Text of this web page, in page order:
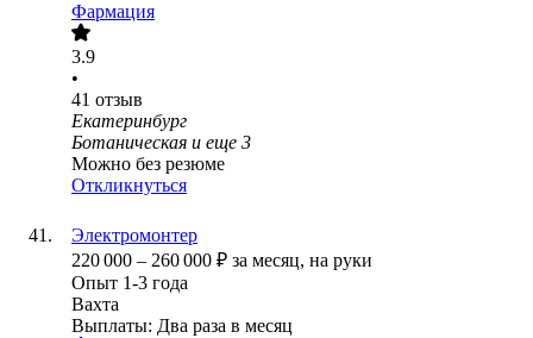
Фармация
3.9
•
41 отзыв
Екатеринбург
Ботаническая и еще 3
Можно без резюме
Откликнуться
Электромонтер
220 000 – 260 000 ₽ за месяц, на руки
Опыт 1-3 года
Вахта
Выплаты: Два раза в месяц